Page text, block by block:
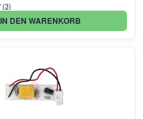
(3)
IN DEN WARENKORB